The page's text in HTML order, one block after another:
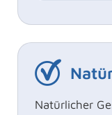
Natürlicher